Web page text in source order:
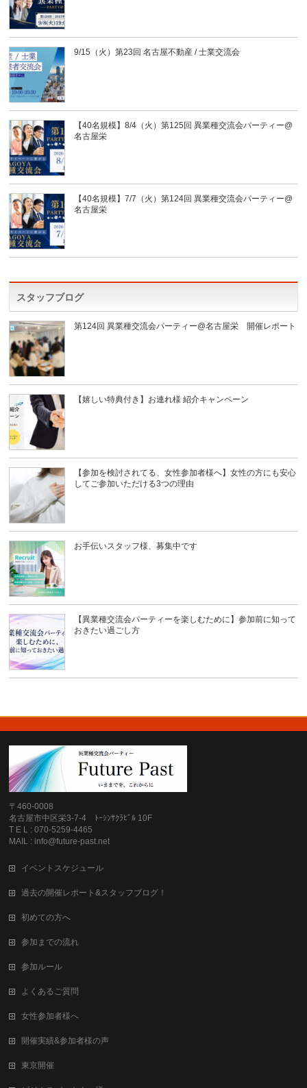
9/15（火）第23回 名古屋不動産 / 士業交流会
【40名規模】8/4（火）第125回 異業種交流会パーティー@
名古屋栄
【40名規模】7/7（火）第124回 異業種交流会パーティー@
名古屋栄
スタッフブログ
第124回 異業種交流会パーティー@名古屋栄 開催レポート
【嬉しい特典付き】お連れ様 紹介キャンペーン
【参加を検討されてる、女性参加者様へ】女性の方にも安心
してご参加いただける3つの理由
お手伝いスタッフ様、募集中です
【異業種交流会パーティーを楽しむために】参加前に知って
おきたい過ごし方
〒460-0008
名古屋市中区栄3-7-4 ﾄｰｼﾝｻｸﾗﾋﾞﾙ 10F
T E L : 070-5259-4465
MAIL : info@future-past.net
イベントスケジュール
過去の開催レポート&スタッフブログ！
初めての方へ
参加までの流れ
参加ルール
よくあるご質問
女性参加者様へ
開催実績&参加者様の声
東京開催